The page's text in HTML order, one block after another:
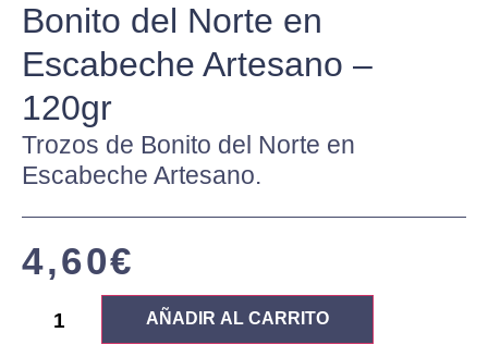
Bonito del Norte en
Escabeche Artesano –
120gr
Trozos de Bonito del Norte en
Escabeche Artesano.
4,60€
AÑADIR AL CARRITO